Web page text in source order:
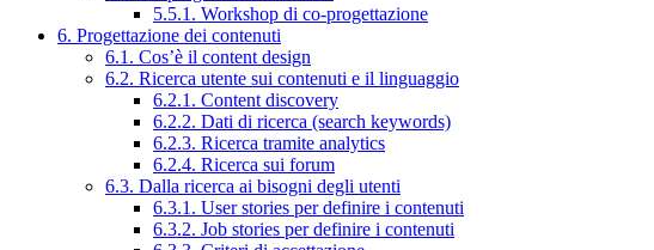
5.5.1. Workshop di co-progettazione
6. Progettazione dei contenuti
6.1. Cos’è il content design
6.2. Ricerca utente sui contenuti e il linguaggio
6.2.1. Content discovery
6.2.2. Dati di ricerca (search keywords)
6.2.3. Ricerca tramite analytics
6.2.4. Ricerca sui forum
6.3. Dalla ricerca ai bisogni degli utenti
6.3.1. User stories per definire i contenuti
6.3.2. Job stories per definire i contenuti